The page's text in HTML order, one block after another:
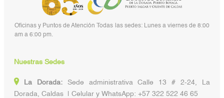
Oficinas y Puntos de Atención Todas las sedes: Lunes a viernes de 8:00
am a 6:00 pm.
Nuestras Sedes
La Dorada:Sede administrativa Calle 13 # 2-24, La
Dorada, Caldas | Celular y WhatsApp: +57 322 522 46 65